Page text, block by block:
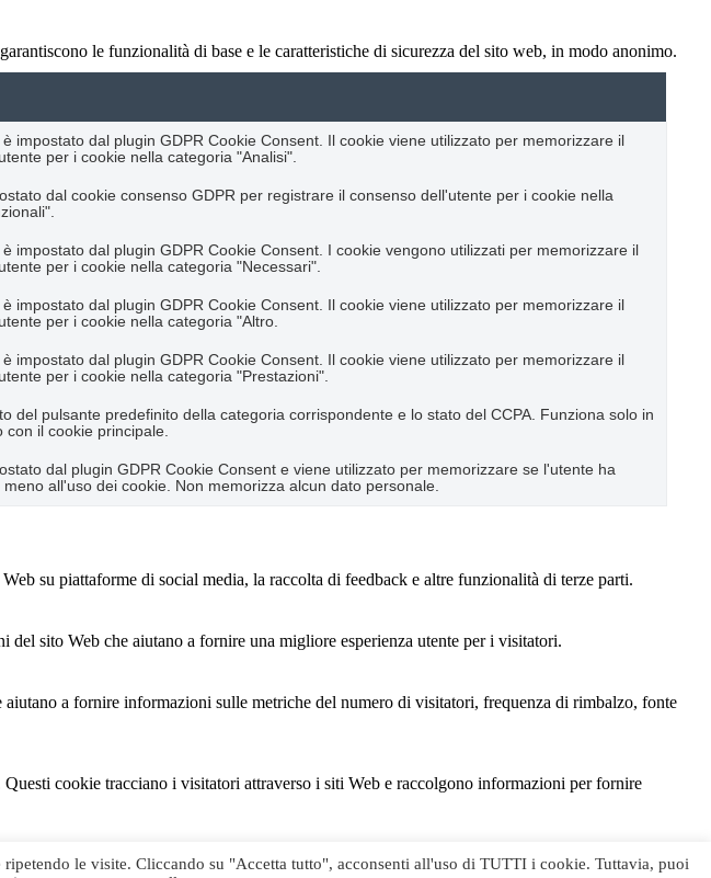
le visite. Cliccando su "Accetta tutto", acconsenti all'uso di TUTTI i cookie. Tuttavia, puoi
le funzionalità di base e le caratteristiche di sicurezza del sito web, in modo anonimo.
impostato dal plugin GDPR Cookie Consent. Il cookie viene utilizzato per memorizzare il
per i cookie nella categoria "Analisi".
dal cookie consenso GDPR per registrare il consenso dell'utente per i cookie nella
impostato dal plugin GDPR Cookie Consent. I cookie vengono utilizzati per memorizzare il
per i cookie nella categoria "Necessari".
impostato dal plugin GDPR Cookie Consent. Il cookie viene utilizzato per memorizzare il
per i cookie nella categoria "Altro.
impostato dal plugin GDPR Cookie Consent. Il cookie viene utilizzato per memorizzare il
per i cookie nella categoria "Prestazioni".
del pulsante predefinito della categoria corrispondente e lo stato del CCPA. Funziona solo in
con il cookie principale.
dal plugin GDPR Cookie Consent e viene utilizzato per memorizzare se l'utente ha
all'uso dei cookie. Non memorizza alcun dato personale.
su piattaforme di social media, la raccolta di feedback e altre funzionalità di terze parti.
sito Web che aiutano a fornire una migliore esperienza utente per i visitatori.
a fornire informazioni sulle metriche del numero di visitatori, frequenza di rimbalzo, fonte
cookie tracciano i visitatori attraverso i siti Web e raccolgono informazioni per fornire